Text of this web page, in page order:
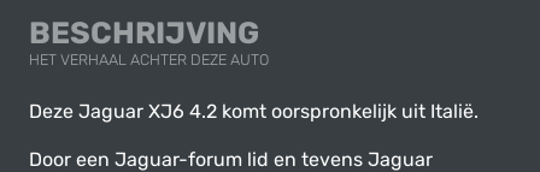
BESCHRIJVING
HET VERHAAL ACHTER DEZE AUTO
Deze Jaguar XJ6 4.2 komt oorspronkelijk uit Italië.
Door een Jaguar-forum lid en tevens Jaguar